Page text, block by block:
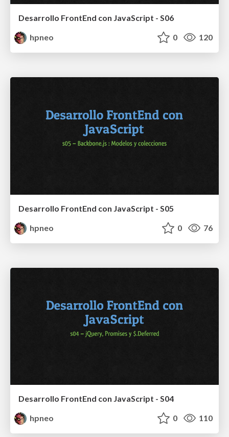
Desarrollo FrontEnd con JavaScript - S06
hpneo
0 120
Desarrollo FrontEnd con JavaScript - S05
hpneo
0 76
Desarrollo FrontEnd con JavaScript - S04
hpneo
0 110